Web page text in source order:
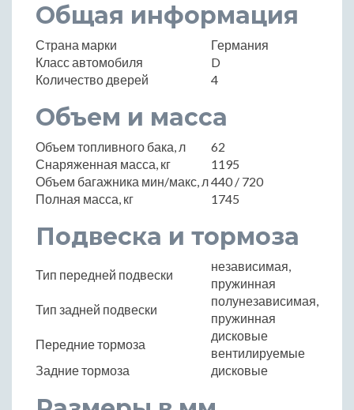
Общая информация
Страна марки
Германия
Класс автомобиля
D
Количество дверей
4
Объем и масса
Объем топливного бака, л
62
Снаряженная масса, кг
1195
Объем багажника мин/макс, л440 / 720
Полная масса, кг
1745
Подвеска и тормоза
Тип передней подвески
независимая,
пружинная
Тип задней подвески
полунезависимая,
пружинная
Передние тормоза
дисковые
вентилируемые
Задние тормоза
дисковые